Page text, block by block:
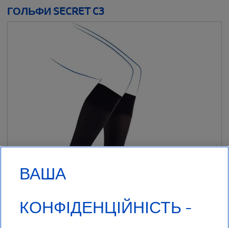
ГОЛЬФИ SECRET C3
ВАША
КОНФІДЕНЦІЙНІСТЬ -